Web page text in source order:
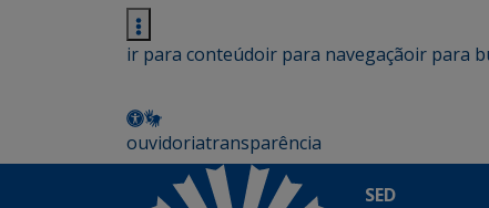
ir para conteúdoir para navegaçãoir para
ouvidoriatransparência
SED